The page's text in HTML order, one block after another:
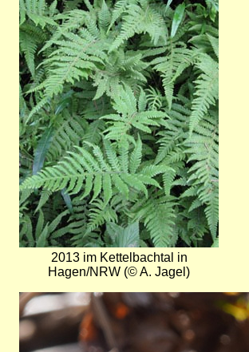
2013 im Kettelbachtal in
Hagen/NRW (© A. Jagel)
Bild